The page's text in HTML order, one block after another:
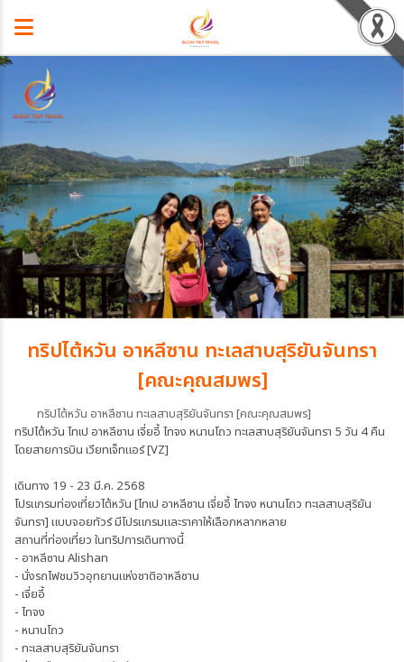
ทริปไต้หวัน อาหลีซาน ทะเลสาบสุริยันจันทรา
[คณะคุณสมพร]
ทริปไต้หวัน อาหลีซาน ทะเลสาบสุริยันจันทรา [คณะคุณสมพร]
ทริปไต้หวัน ไทเป อาหลีซาน เจี่ยอี้ ไทจง หนานโถว ทะเลสาบสุริยันจันทรา 5 วัน 4 คืน
โดยสายการบิน เวียทเจ็ทแอร์ [VZ]
เดินทาง 19 - 23 มี.ค. 2568
โปรแกรมท่องเที่ยวไต้หวัน [ไทเป อาหลีซาน เจี่ยอี้ ไทจง หนานโถว ทะเลสาบสุริยัน
จันทรา] แบบจอยทัวร์ มีโปรแกรมและราคาให้เลือกหลากหลาย
สถานที่ท่องเที่ยว ในทริปการเดินทางนี้
- อาหลีซาน Alishan
- นั่งรถไฟชมวิวอุทยานแห่งชาติอาหลีซาน
- เจี่ยอี้
- ไทจง
- หนานโถว
- ทะเลสาบสุริยันจันทรา